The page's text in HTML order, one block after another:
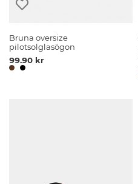
Bruna oversize
pilotsolglasögon
99.90 kr